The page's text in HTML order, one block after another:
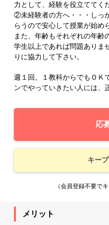
力として、経験を役立ててく
②未経験者の方へ・・・しっ
らうので安心して授業が始め
また、年齢もそれぞれの年齢
学生以上であれば問題ありま
りに協力して下さい。
週１回。１教科からでもＯＫ
ンでやっていきたい人には、
応
キー
（会員登録不要で
メリット